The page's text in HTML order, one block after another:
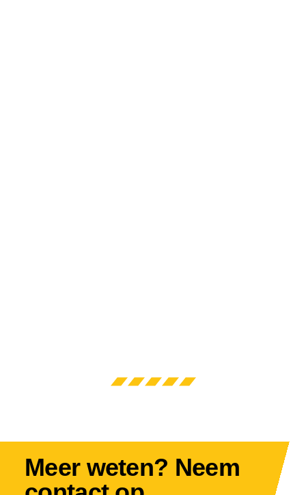
Meer weten? Neem